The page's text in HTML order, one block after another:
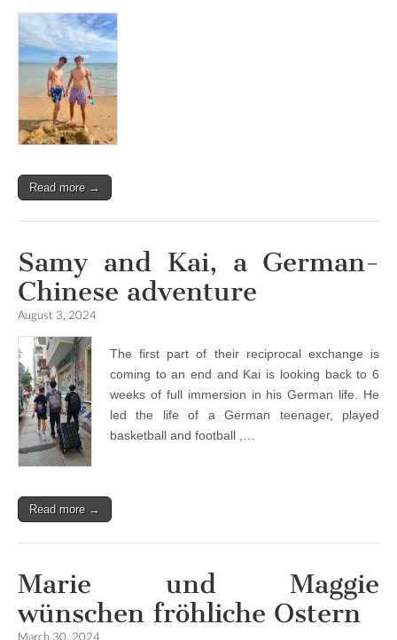
Read more →
Samy and Kai, a German-
Chinese adventure
August 3, 2024
The first part of their reciprocal exchange is
coming to an end and Kai is looking back to 6
weeks of full immersion in his German life. He
led the life of a German teenager, played
basketball and football ,…
Read more →
Marie und Maggie
wünschen fröhliche Ostern
March 30, 2024